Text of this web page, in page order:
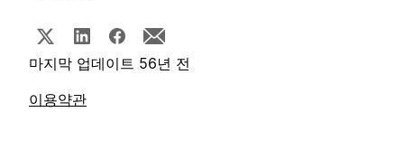
마지막 업데이트 56년 전
이용약관